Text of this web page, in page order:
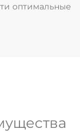
оптимальные